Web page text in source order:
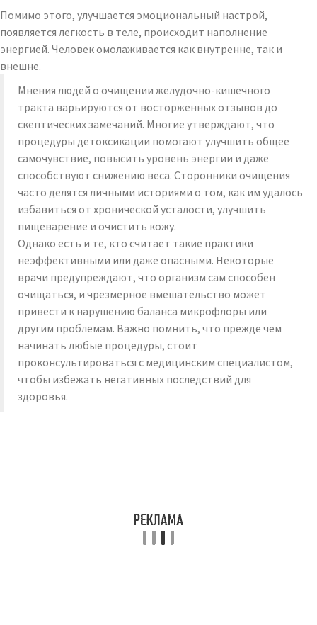
Помимо этого, улучшается эмоциональный настрой,
появляется легкость в теле, происходит наполнение
энергией. Человек омолаживается как внутренне, так и
внешне.
Мнения людей о очищении желудочно-кишечного
тракта варьируются от восторженных отзывов до
скептических замечаний. Многие утверждают, что
процедуры детоксикации помогают улучшить общее
самочувствие, повысить уровень энергии и даже
способствуют снижению веса. Сторонники очищения
часто делятся личными историями о том, как им удалось
избавиться от хронической усталости, улучшить
пищеварение и очистить кожу.
Однако есть и те, кто считает такие практики
неэффективными или даже опасными. Некоторые
врачи предупреждают, что организм сам способен
очищаться, и чрезмерное вмешательство может
привести к нарушению баланса микрофлоры или
другим проблемам. Важно помнить, что прежде чем
начинать любые процедуры, стоит
проконсультироваться с медицинским специалистом,
чтобы избежать негативных последствий для
здоровья.